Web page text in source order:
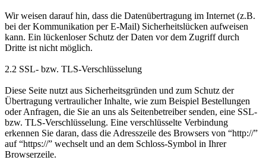
Wir weisen darauf hin, dass die Datenübertragung im Internet (z.B.
bei der Kommunikation per E-Mail) Sicherheitslücken aufweisen
kann. Ein lückenloser Schutz der Daten vor dem Zugriff durch
Dritte ist nicht möglich.
2.2 SSL- bzw. TLS-Verschlüsselung
Diese Seite nutzt aus Sicherheitsgründen und zum Schutz der
Übertragung vertraulicher Inhalte, wie zum Beispiel Bestellungen
oder Anfragen, die Sie an uns als Seitenbetreiber senden, eine SSL-
bzw. TLS-Verschlüsselung. Eine verschlüsselte Verbindung
erkennen Sie daran, dass die Adresszeile des Browsers von “http://”
auf “https://” wechselt und an dem Schloss-Symbol in Ihrer
Browserzeile.